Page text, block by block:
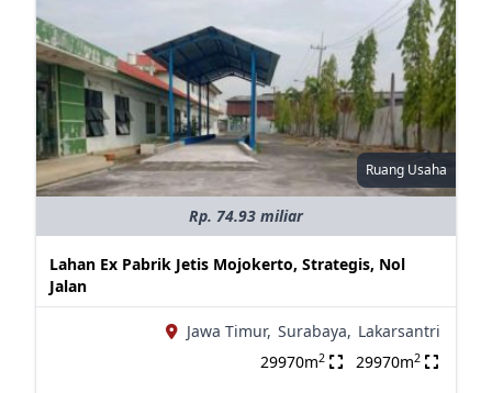
Ruang Usaha
Rp. 74.93 miliar
Lahan Ex Pabrik Jetis Mojokerto, Strategis, Nol
Jalan
Jawa Timur, Surabaya, Lakarsantri
29970m2 29970m2